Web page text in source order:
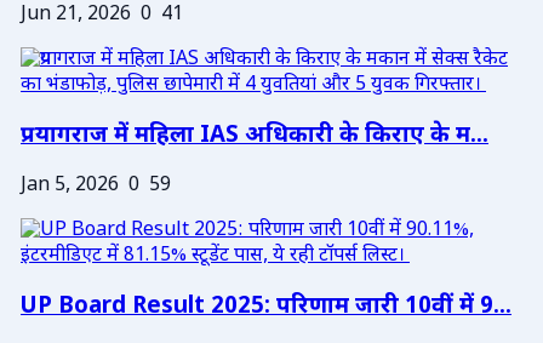
Jun 21, 2026 0 41
प्रयागराज में महिला IAS अधिकारी के किराए के म...
Jan 5, 2026 0 59
UP Board Result 2025: परिणाम जारी 10वीं में 9...